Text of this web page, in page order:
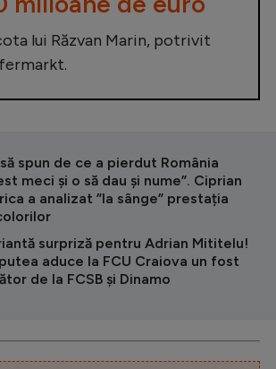
lui Răzvan Marin, potrivit
spun de ce a pierdut România
meci și o să dau și nume”. Ciprian
a analizat ”la sânge” prestația
surpriză pentru Adrian Mititelu!
aduce la FCU Craiova un fost
de la FCSB și Dinamo